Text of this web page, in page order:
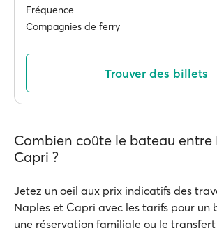
Fréquence
Compagnies de ferry
Trouver des billets
Combien coûte le bateau entre
Capri ?
Jetez un oeil aux prix indicatifs des
Naples et Capri avec les tarifs pour un
une réservation familiale ou le